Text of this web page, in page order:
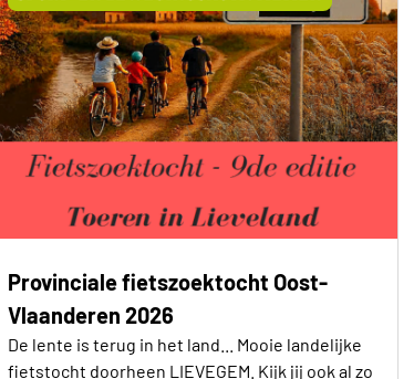
Provinciale fietszoektocht Oost-
Vlaanderen 2026
De lente is terug in het land... Mooie landelijke
fietstocht doorheen LIEVEGEM. Kijk jij ook al zo